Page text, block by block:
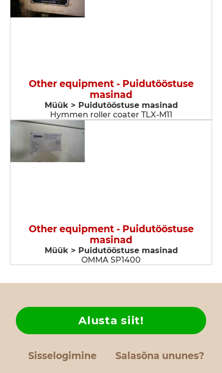
Other equipment - Puidutööstuse
masinad
Müük > Puidutööstuse masinad
Hymmen roller coater TLX-M11
Other equipment - Puidutööstuse
masinad
Müük > Puidutööstuse masinad
OMMA SP1400
Sisselogimine Salasõna ununes?
Alusta siit!